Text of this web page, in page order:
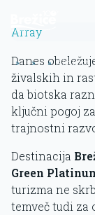
» » » Aktualno
Array
Danes
živalskih in
da biotska
ključni pogoj
trajnostni
Destinacija
Green
turizma ne
temveč tudi za